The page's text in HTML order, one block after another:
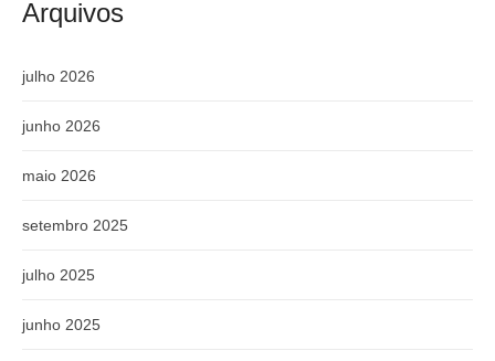
Arquivos
julho 2026
junho 2026
maio 2026
setembro 2025
julho 2025
junho 2025